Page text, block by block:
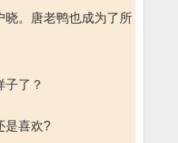
晓。唐老鸭也成为了所
子了？
是喜欢?